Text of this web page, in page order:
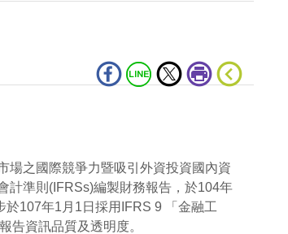
場之國際競爭力暨吸引外資投資國內資
計準則(IFRSs)編製財務報告，於104年
107年1月1日採用IFRS 9 「金融工
告資訊品質及透明度。